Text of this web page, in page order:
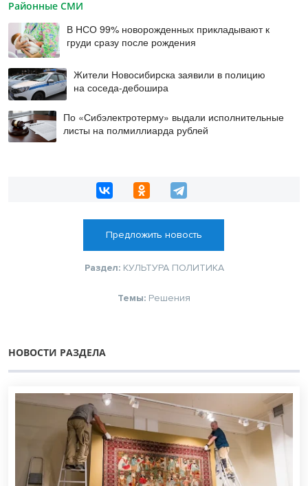
Районные СМИ
В НСО 99% новорожденных прикладывают к
груди сразу после рождения
Жители Новосибирска заявили в полицию
на соседа-дебошира
По «Сибэлектротерму» выдали исполнительные
листы на полмиллиарда рублей
Предложить новость
Раздел: КУЛЬТУРА ПОЛИТИКА
Темы: Решения
НОВОСТИ РАЗДЕЛА